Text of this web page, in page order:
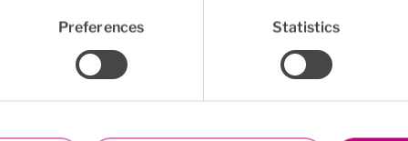
Preferences Statistics
(31 procent) i företag med 10–249
ohälsa i över två̊ veckor.
haft minst en medarbetare sjukskriven för
långtidsfrånvaro (över 60 dagar).